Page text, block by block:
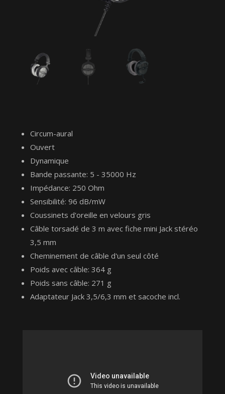
Circum-aural
Ouvert
Dynamique
Bande passante: 5 - 35000 Hz
Impédance: 250 Ohm
Sensibilité: 96 dB/mW
Coussinets d'oreille en velours gris
Câble torsadé de 3 m avec fiche mini Jack stéréo
3,5 mm
Cheminement de câble d'un seul côté
Poids avec câble: 364 g
Poids sans câble: 271 g
Adaptateur Jack 3,5/6,3 mm et sacoche incl.